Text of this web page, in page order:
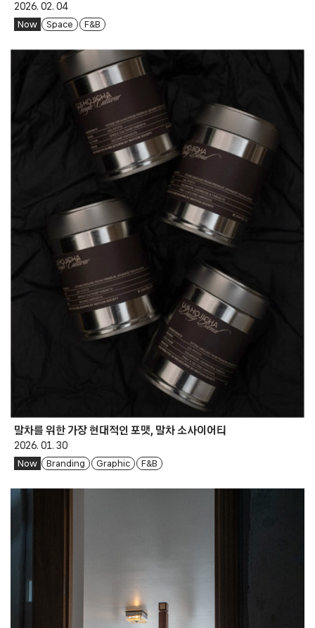
2026. 02. 04
Now Space F&B
말차를 위한 가장 현대적인 포맷, 말차 소사이어티
2026. 01. 30
Now Branding Graphic F&B